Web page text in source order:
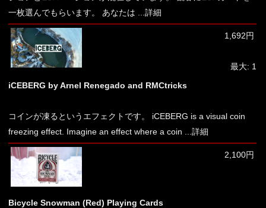
一枚選んでもらいます。 あなたは ...詳細
1,692円
最大: 1
iCEBERG by Arnel Renegado and RMCtricks
コインが凍るというエフェクトです。 iCEBERG is a visual coin
freezing effect. Imagine an effect where a coin ...詳細
2,100円
Bicycle Snowman (Red) Playing Cards